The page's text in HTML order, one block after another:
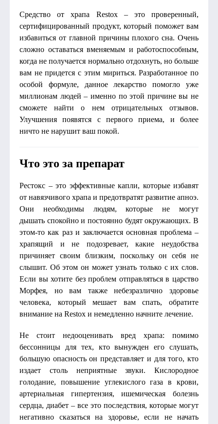
Средство от храпа Restox – это проверенный,
сертифицированный продукт, который поможет вам
избавиться от главной причины плохого сна. Очень
сложно оставаться вменяемым и работоспособным,
когда не получается нормально отдохнуть, но больше
вам не придется с этим мириться. Разработанное по
особой формуле, данное лекарство помогло уже
миллионам людей – именно по этой причине вы не
сможете найти о нем отрицательных отзывов.
Улучшения появятся с первого приема, и более
ничто не нарушит ваш покой.
Что это за препарат
Рестокс – это эффективные капли, которые избавят
от навязчивого храпа и предотвратят развитие апноэ.
Они необходимы людям, которые не могут
дышать спокойно и постоянно будят окружающих. В
этом-то как раз и заключается основная проблема –
храпящий и не подозревает, какие неудобства
причиняет своим близким, поскольку он себя не
слышит. Об этом он может узнать только с их слов.
Если вы хотите без проблем отправляться в царство
Морфея, но вам также небезразлично здоровье
человека, который мешает вам спать, обратите
внимание на Restox и немедленно начните лечение.
Не стоит недооценивать вред храпа: помимо
бессонницы для тех, кто вынужден его слушать,
большую опасность он представляет и для того, кто
издает столь неприятные звуки. Кислородное
голодание, повышение углекислого газа в крови,
артериальная гипертензия, ишемическая болезнь
сердца, диабет – все это последствия, которые могут
негативно сказаться на здоровье, если не начать